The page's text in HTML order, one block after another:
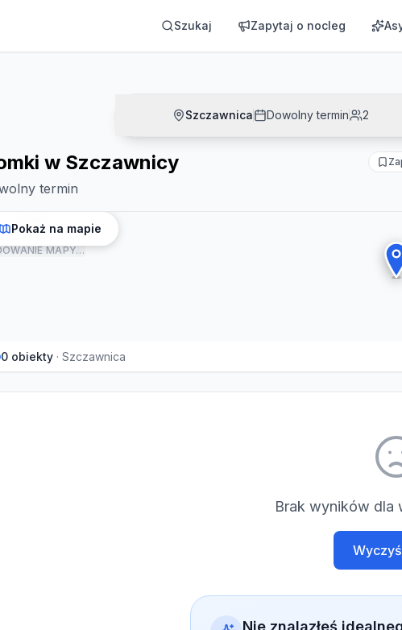
Szukaj Zapytaj o nocleg
Szczawnica Dowolny termin 2
w Szczawnicy
termin
MAPY…
Pokaż na mapie
0 obiekty · Szczawnica
Brak wyników dla
Nie znalazłeś